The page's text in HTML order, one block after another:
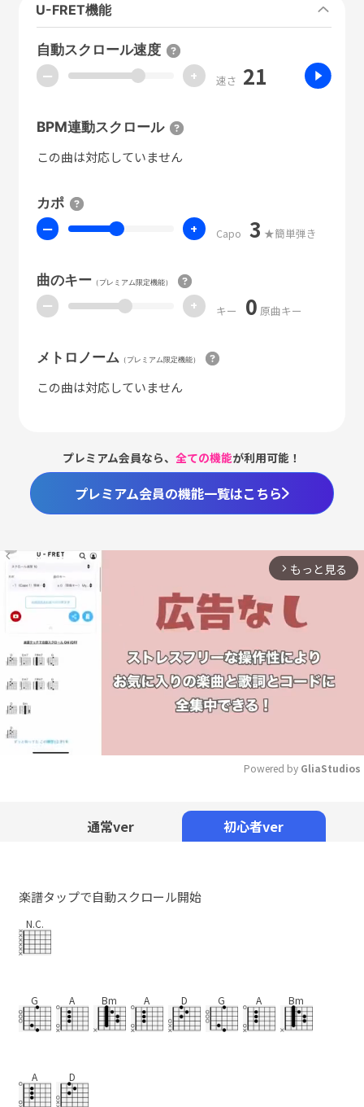
U-FRET機能
自動スクロール速度
ー + 速さ 21
BPM連動スクロール
この曲は対応していません
カポ
ー + Capo 3 ★簡単弾き
曲のキー（プレミアム限定機能）
ー + キー 0 原曲キー
メトロノーム （プレミアム限定機能）
この曲は対応していません
プレミアム会員なら、全ての機能が利用可能！
プレミアム会員の機能一覧はこちら
arrow_forward_ios もっと見る
Powered by GliaStudios
通常ver 初心者ver
楽譜タップで自動スクロール開始
N.C.
G A Bm A D G A Bm
A D